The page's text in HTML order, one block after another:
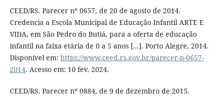
CEED/RS. Parecer nº 0657, de 20 de agosto de 2014.
Credencia a Escola Municipal de Educação Infantil ARTE E
VIDA, em São Pedro do Butiá, para a oferta de educação
infantil na faixa etária de 0 a 5 anos [...]. Porto Alegre, 2014.
Disponível em: https://www.ceed.rs.gov.br/parecer-n-0657-
2014. Acesso em: 10 fev. 2024.
CEED/RS. Parecer nº 0884, de 9 de dezembro de 2015.